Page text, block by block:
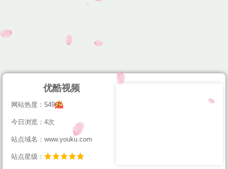
优酷视频
网站热度：549
今日浏览：4次
站点域名：www.youku.com
站点星级：